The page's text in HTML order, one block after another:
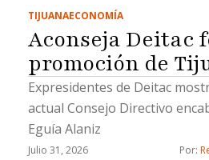
TIJUANAECONOMÍA
Aconseja Deitac
promoción de
Expresidentes de Deitac
actual Consejo Directivo
Eguía Alaniz
Julio 31, 2026 Por: